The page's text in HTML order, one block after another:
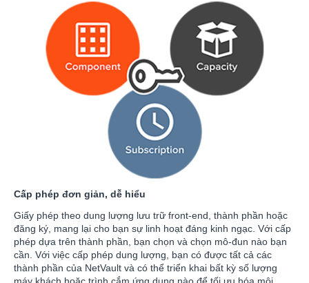
Cấp phép đơn giản, dễ hiểu
Giấy phép theo dung lượng lưu trữ front-end, thành phần hoặc
đăng ký, mang lại cho bạn sự linh hoạt đáng kinh ngạc. Với cấp
phép dựa trên thành phần, bạn chọn và chọn mô-đun nào bạn
cần. Với việc cấp phép dung lượng, bạn có được tất cả các
thành phần của NetVault và có thể triển khai bất kỳ số lượng